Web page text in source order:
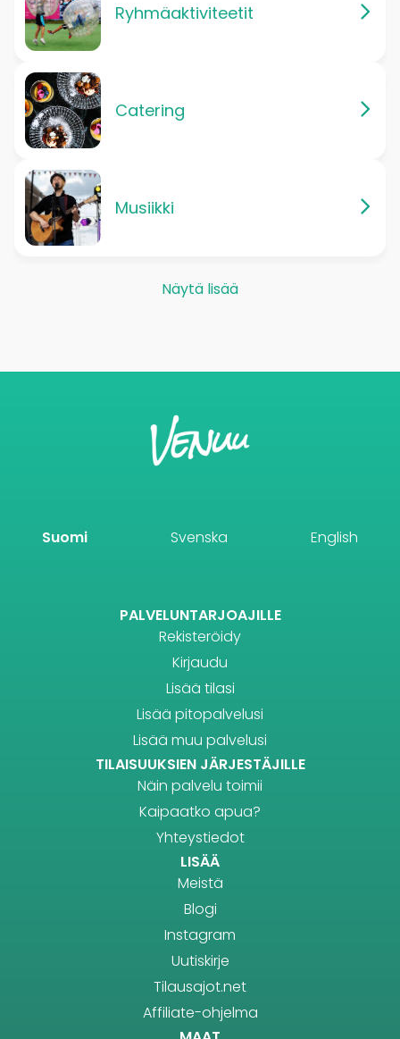
Ryhmäaktiviteetit
Catering
Musiikki
Näytä lisää
Suomi Svenska English
PALVELUNTARJOAJILLE
Rekisteröidy
Kirjaudu
Lisää tilasi
Lisää pitopalvelusi
Lisää muu palvelusi
TILAISUUKSIEN JÄRJESTÄJILLE
Näin palvelu toimii
Kaipaatko apua?
Yhteystiedot
LISÄÄ
Meistä
Blogi
Instagram
Uutiskirje
Tilausajot.net
Affiliate-ohjelma